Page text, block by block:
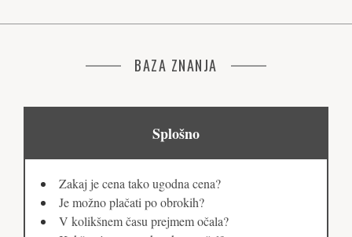
BAZA ZNANJA
Splošno
Zakaj je cena tako ugodna cena?
Je možno plačati po obrokih?
V kolikšnem času prejmem očala?